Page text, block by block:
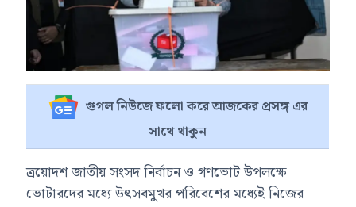
গুগল নিউজে ফলো করে আজকের প্রসঙ্গ এর
সাথে থাকুন
ত্রয়োদশ জাতীয় সংসদ নির্বাচন ও গণভোট উপলক্ষে
ভোটারদের মধ্যে উৎসবমুখর পরিবেশের মধ্যেই নিজের